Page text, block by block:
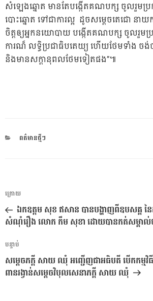
សំឡេងឆ្នោត មានតែបង្កើតគណបក្ស ចូលរួមប្រ
បោះឆ្នោត ទៅជាការល្អ ដូចសម្តេចតេជោ នាយក
ចិត្តឲ្យអ្នកនយោបាយ បង្កើតគណបក្ស ចូលរួម
ការណ៏ លទ្ធិប្រជាធិបតេយ្យ ហើយថែមទាំង ចង់ប
និងមានសក្តានុពលថែមទៀតផង”៕
CATEGORIES
ពត៌មានថ្មីៗ
ការ​
នាំទិស​
ប្រកាស
អត្ថបទ
មុន
ក្រោយ
ឯកឧត្តម សុខ ឥសាន បានបង្ហាញពីឧបសគ្គ ន
សំណុំរឿង លោក កឹម សុខា ដោយបានកត់សម្គាល់
អត្ថបទ
បន្ទាប់
បន្ទាប់
សម្តេចភក្តី សាយ ឈុំ អញ្ជើញជាអធិបតី បើកកម្ម
ពានរង្វាន់សម្តេចវិបុលសេនាភក្តី សាយ ឈុំ